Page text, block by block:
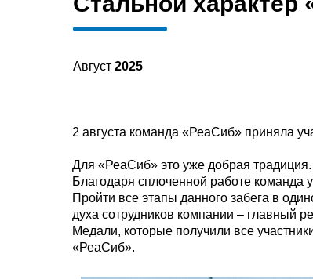
2 августа команда «РеаСиб» приняла
Для «РеаСиб» это уже добрая традиция.
Благодаря сплоченной работе команда
Пройти все этапы данного забега в
духа сотрудников компании – главный
Медали, которые получили все
«РеаСиб».
Август 2025